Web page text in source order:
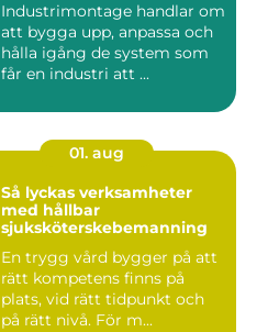
Industrimontage handlar om
att bygga upp, anpassa och
hålla igång de system som
får en industri att ...
01. aug
Så lyckas verksamheter
med hållbar
sjuksköterskebemanning
En trygg vård bygger på att
rätt kompetens finns på
plats, vid rätt tidpunkt och
på rätt nivå. För m...